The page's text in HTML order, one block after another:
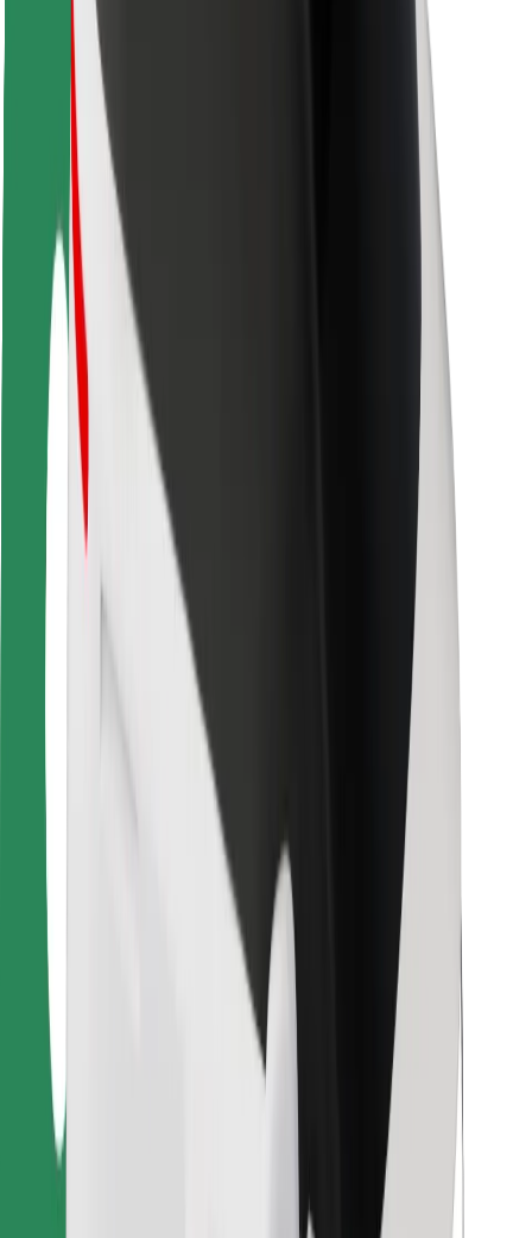
Seguridad para patinetes
Safety Lab
Ciudades
Dónde estamos
Soluciones para las ciudades
Aeropuertos
Estaciones de carga de Bolt
Soporte
Para usuarios
Para conductores
Para repartidores
Bolt Food
Para propietarios de flota
Para restaurantes
Bolt para empresas
Términos y Condiciones
¡Conseguí un viaje en minutos!
Descargar la app de Bolt
Encontrá tu comida favorita